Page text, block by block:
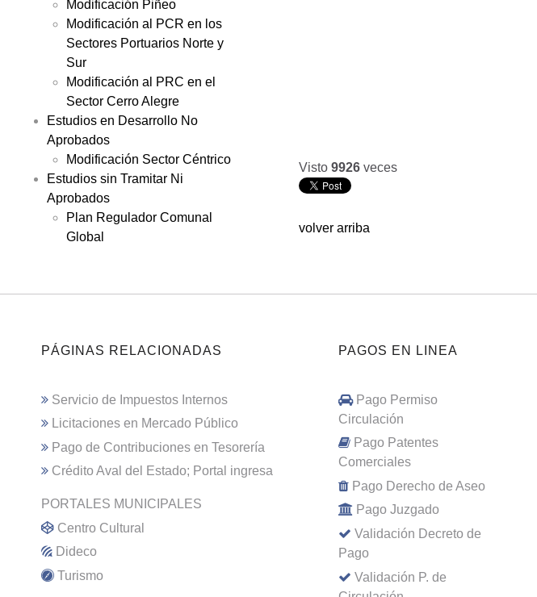
Modificación Piñeo
Modificación al PCR en los
Sectores Portuarios Norte y
Sur
Modificación al PRC en el
Sector Cerro Alegre
Estudios en Desarrollo No
Aprobados
Modificación Sector Céntrico
Estudios sin Tramitar Ni
Aprobados
Plan Regulador Comunal
Global
Visto 9926 veces
volver arriba
PÁGINAS RELACIONADAS
Servicio de Impuestos Internos
Licitaciones en Mercado Público
Pago de Contribuciones en Tesorería
Crédito Aval del Estado; Portal ingresa
PORTALES MUNICIPALES
Centro Cultural
Dideco
Turismo
PAGOS EN LINEA
Pago Permiso
Circulación
Pago Patentes
Comerciales
Pago Derecho de Aseo
Pago Juzgado
Validación Decreto de
Pago
Validación P. de